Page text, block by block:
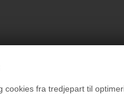
fra tredjepart til